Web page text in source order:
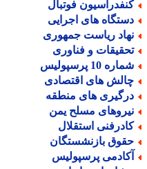
فوتبال
های اجرایی
ریاست جمهوری
و فناوری
10 پرسپولیس
های اقتصادی
های منطقه
مسلح یمن
استقلال
بازنشستگان
پرسپولیس